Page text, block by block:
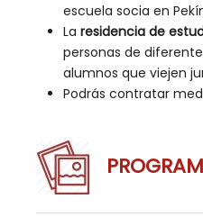
escuela socia en
La residencia de
personas de
alumnos que viejen
Podrás contratar